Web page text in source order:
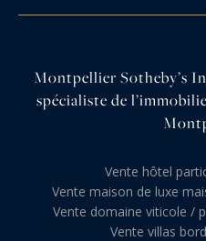
Montpellier Sotheby’s
spécialiste de
Vente hôtel
Vente maison de luxe
Vente domaine viticole /
Vente villas